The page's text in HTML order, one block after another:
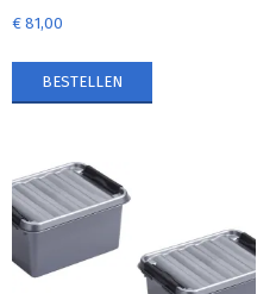
€ 81,00
BESTELLEN